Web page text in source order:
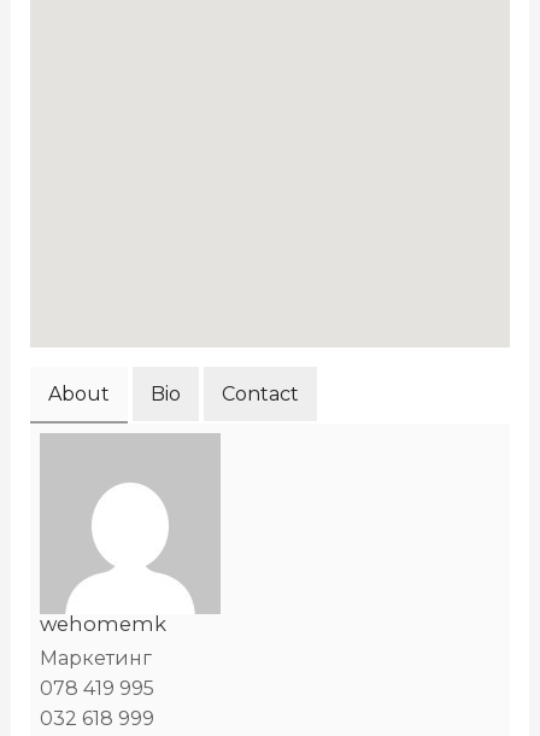
About Bio Contact
wehomemk
Маркетинг
078 419 995
032 618 999